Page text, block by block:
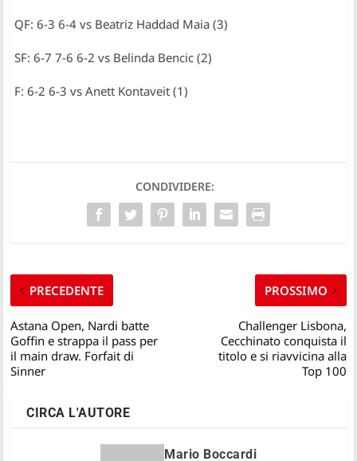
QF: 6-3 6-4 vs Beatriz Haddad Maia (3)
SF: 6-7 7-6 6-2 vs Belinda Bencic (2)
F: 6-2 6-3 vs Anett Kontaveit (1)
CONDIVIDERE:
PRECEDENTE
Astana Open, Nardi batte
Goffin e strappa il pass per
il main draw. Forfait di
Sinner
PROSSIMO
Challenger Lisbona,
Cecchinato conquista il
titolo e si riavvicina alla
Top 100
CIRCA L'AUTORE
Mario Boccardi